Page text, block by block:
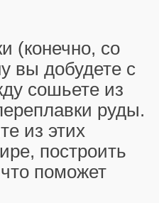
(конечно, со
вы добудете с
сошьете из
руды.
из этих
построить
поможет